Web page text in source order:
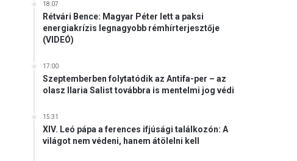
18:07
Rétvári Bence: Magyar Péter lett a paksi
energiakrízis legnagyobb rémhírterjesztője
(VIDEÓ)
17:00
Szeptemberben folytatódik az Antifa-per – az
olasz Ilaria Salist továbbra is mentelmi jog védi
15:31
XIV. Leó pápa a ferences ifjúsági találkozón: A
világot nem védeni, hanem átölelni kell